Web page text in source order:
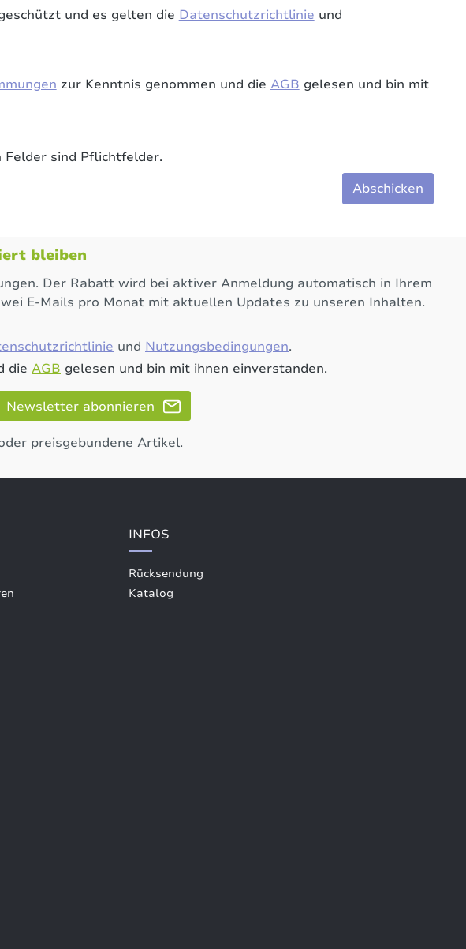
und es gelten die Datenschutzrichtlinie und
zur Kenntnis genommen und die AGB gelesen und bin mit
sind Pflichtfelder.
Abschicken
bleiben
Der Rabatt wird bei aktiver Anmeldung automatisch in Ihrem
E-Mails pro Monat mit aktuellen Updates zu unseren Inhalten.
und Nutzungsbedingungen.
die AGB gelesen und bin mit ihnen einverstanden.
Newsletter abonnieren
preisgebundene Artikel.
INFOS
Rücksendung
Katalog